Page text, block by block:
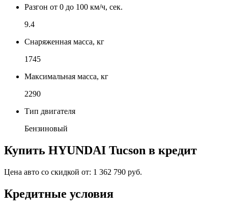
Разгон от 0 до 100 км/ч, сек.
9.4
Снаряженная масса, кг
1745
Максимальная масса, кг
2290
Тип двигателя
Бензиновый
Купить HYUNDAI Tucson в кредит
Цена авто со скидкой от: 1 362 790 руб.
Кредитные условия